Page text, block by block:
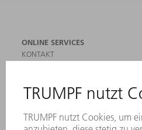
ONLINE SERVICES
KONTAKT
VERANSTALTUNGEN UND TERMINE
NEWSLETTER-ANMELDUNG
MYTRUMPF
SICHERHEITSDATENBLÄTTER